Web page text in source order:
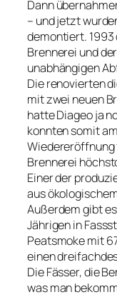
Dann
– und jetzt
demontiert. 1993
Brennerei und
unabhängigen
Die renovierten
mit zwei neuen
hatte Diageo ja
konnten somit
Brennerei
Einer der
aus
Außerdem gibt
Jährigen in
Peatsmoke mit
einen
Die Fässer, die
was man